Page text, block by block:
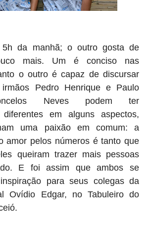
da manhã; o outro gosta de
mais. Um é conciso nas
o outro é capaz de discursar
Pedro Henrique e Paulo
Neves podem ter
diferentes em alguns aspectos,
uma paixão em comum: a
amor pelos números é tanto que
queiram trazer mais pessoas
E foi assim que ambos se
para seus colegas da
Ovídio Edgar, no Tabuleiro do